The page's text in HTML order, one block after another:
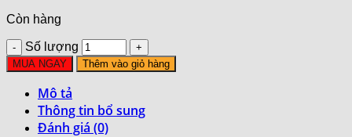
Còn hàng
Số lượng
MUA NGAY Thêm vào giỏ hàng
Mô tả
Thông tin bổ sung
Đánh giá (0)